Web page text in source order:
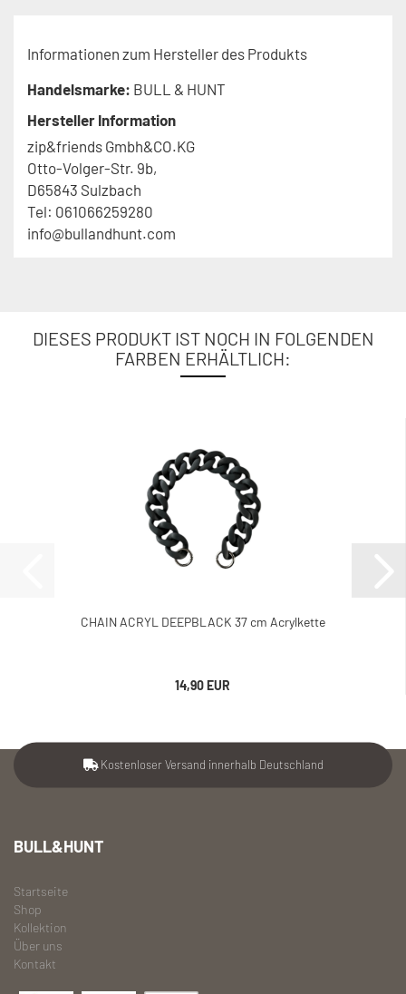
Informationen zum Hersteller des Produkts
Handelsmarke: BULL & HUNT
Hersteller Information
zip&friends Gmbh&CO.KG
Otto-Volger-Str. 9b,
D65843 Sulzbach
Tel: 061066259280
info@bullandhunt.com
DIESES PRODUKT IST NOCH IN FOLGENDEN
FARBEN ERHÄLTLICH:
CHAIN ACRYL DEEPBLACK 37 cm Acrylkette
14,90 EUR
Kostenloser Versand innerhalb Deutschland
BULL&HUNT
Startseite
Shop
Kollektion
Über uns
Kontakt